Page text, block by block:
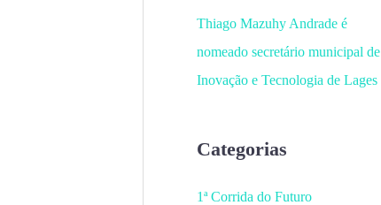
Thiago Mazuhy Andrade é
nomeado secretário municipal de
Inovação e Tecnologia de Lages
Categorias
1ª Corrida do Futuro